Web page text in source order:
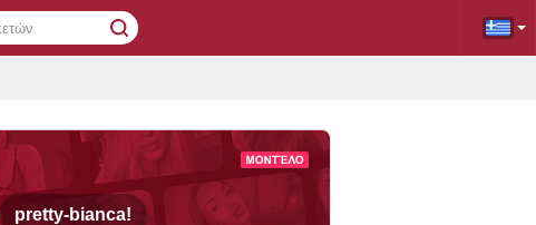
pretty-bianca!